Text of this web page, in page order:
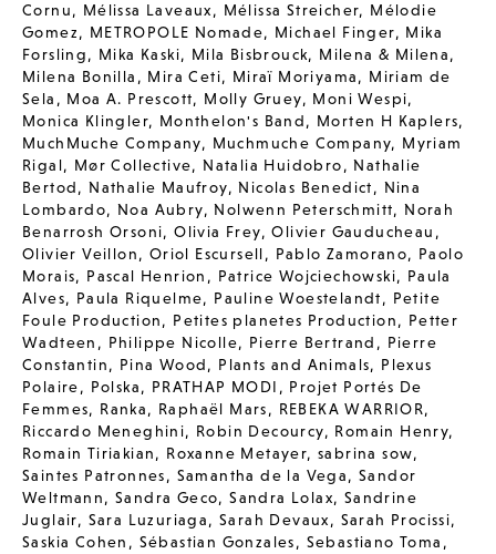
Cornu, Mélissa Laveaux, Mélissa Streicher, Mélodie
Gomez, METROPOLE Nomade, Michael Finger, Mika
Forsling, Mika Kaski, Mila Bisbrouck, Milena & Milena,
Milena Bonilla , Mira Ceti, Miraï Moriyama, Miriam de
Sela , Moa A. Prescott, Molly Gruey, Moni Wespi,
Monica Klingler, Monthelon's Band, Morten H Kaplers,
MuchMuche Company, Muchmuche Company, Myriam
Rigal, Mør Collective,Natalia Huidobro,Nathalie
Bertod,Nathalie Maufroy,Nicolas Benedict, Nina
Lombardo,Noa Aubry,Nolwenn Peterschmitt,Norah
Benarrosh Orsoni,Olivia Frey,Olivier Gauducheau ,
Olivier Veillon, Oriol Escursell, Pablo Zamorano, Paolo
Morais, Pascal Henrion , Patrice Wojciechowski, Paula
Alves, Paula Riquelme, Pauline Woestelandt, Petite
Foule Production, Petites planetes Production, Petter
Wadteen , Philippe Nicolle, Pierre Bertrand , Pierre
Constantin, Pina Wood, Plants and Animals, Plexus
Polaire, Polska, PRATHAP MODI , Projet Portés De
Femmes, Ranka, Raphaël Mars, REBEKA WARRIOR,
Riccardo Meneghini, Robin Decourcy, Romain Henry,
Romain Tiriakian, Roxanne Metayer,sabrina sow,
Saintes Patronnes, Samantha de la Vega,Sandor
Weltmann,Sandra Geco,Sandra Lolax, Sandrine
Juglair, Sara Luzuriaga,Sarah Devaux, Sarah Procissi,
Saskia Cohen , Sébastian Gonzales, Sebastiano Toma ,